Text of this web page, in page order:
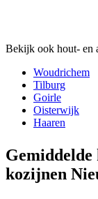
Bekijk ook hout- en
Woudrichem
Tilburg
Goirle
Oisterwijk
Haaren
Gemiddelde
kozijnen